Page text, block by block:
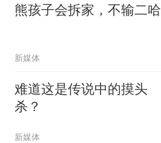
熊孩子会拆家，不输二哈
新媒体
难道这是传说中的摸头
杀？
新媒体